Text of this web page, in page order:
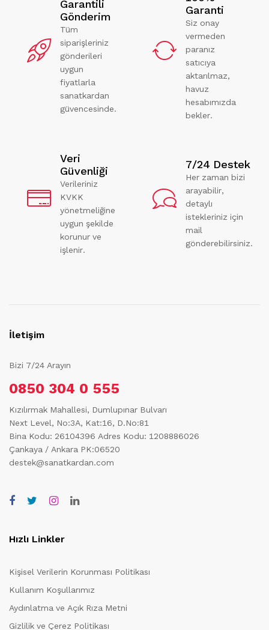
Garantili
Gönderim
Tüm
siparişleriniz
gönderileri
uygun
fiyatlarla
sanatkardan
güvencesinde.
Garanti
Siz onay
vermeden
paranız
satıcıya
aktarılmaz,
havuz
hesabımızda
bekler.
Veri
Güvenliği
Verileriniz
KVKK
yönetmeliğine
uygun şekilde
korunur ve
işlenir.
7/24 Destek
Her zaman bizi
arayabilir,
detaylı
istekleriniz için
mail
gönderebilirsiniz.
İletişim
Bizi 7/24 Arayın
0850 304 0 555
Kızılırmak Mahallesi, Dumlupınar Bulvarı
Next Level, No:3A, Kat:16, D.No:81
Bina Kodu: 26104396 Adres Kodu: 1208886026
Çankaya / Ankara PK:06520
destek@sanatkardan.com
Hızlı Linkler
Kişisel Verilerin Korunması Politikası
Kullanım Koşullarımız
Aydınlatma ve Açık Rıza Metni
Gizlilik ve Çerez Politikası